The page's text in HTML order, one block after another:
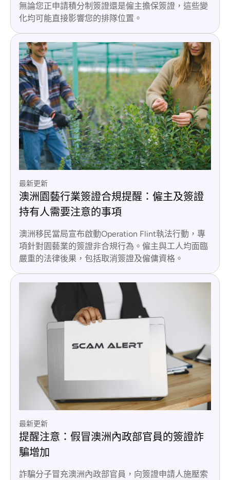
無論您正申請積分制簽證還是僱主擔保簽證，這些變
化均可能直接影響您的排隊位置。
最新更新
澳洲園藝行業簽證合規提醒：僱主及簽證
持有人需要注意的事項
澳洲移民當局宣布啟動Operation Flint執法行動，專
項針對園藝業的簽證非合規行為。僱主與工人均面臨
嚴重的法律後果，包括取消簽證及僱傭資格。
最新更新
提醒注意：假冒澳洲內政部官員的簽證詐
騙增加
詐騙分子冒充澳洲內政部官員，向簽證申請人施壓索